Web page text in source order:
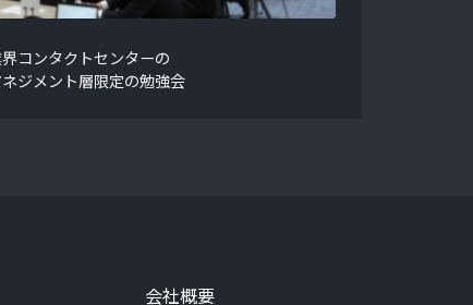
コンタクトセンターの
ジメント層限定の勉強会
会社概要